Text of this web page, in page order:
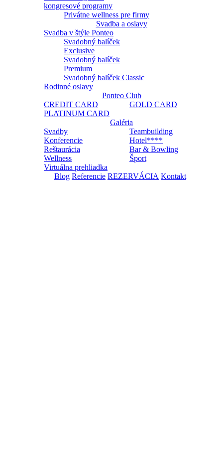
kongresové programy
Privátne wellness pre firmy
Svadba a oslavy
Svadba v štýle Ponteo
Svadobný balíček
Exclusive
Svadobný balíček
Premium
Svadobný balíček Classic
Rodinné oslavy
Ponteo Club
CREDIT CARD
GOLD CARD
PLATINUM CARD
Galéria
Svadby
Teambuilding
Konferencie
Hotel****
Reštaurácia
Bar & Bowling
Wellness
Šport
Virtuálna prehliadka
Blog Referencie REZERVÁCIA Kontakt